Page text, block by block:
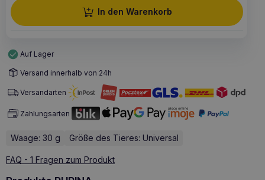
In den Warenkorb
Auf Lager
Versand innerhalb von 24h
Versandarten
Zahlungsarten
Waage: 30 g Größe des Tieres: Universal
FAQ - 1 Fragen zum Produkt